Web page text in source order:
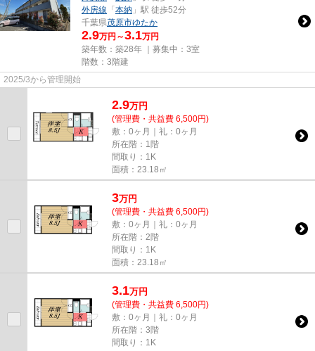
外房線 「本納 」駅 徒歩52分
千葉県茂原市ゆたか
2.9万円～3.1万円
築年数：築28年 ｜募集中： 3室
階数：3階建
2025/3から管理開始
2.9万円
(管理費・共益費 6,500円)
敷：0ヶ月｜礼：0ヶ月
所在階：1階
間取り：1K
面積：23.18㎡
3万円
(管理費・共益費 6,500円)
敷：0ヶ月｜礼：0ヶ月
所在階：2階
間取り：1K
面積：23.18㎡
3.1万円
(管理費・共益費 6,500円)
敷：0ヶ月｜礼：0ヶ月
所在階：3階
間取り：1K